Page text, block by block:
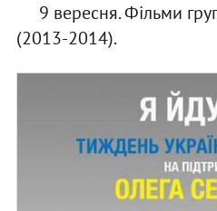
9 вересня. Фільми
(2013-2014).